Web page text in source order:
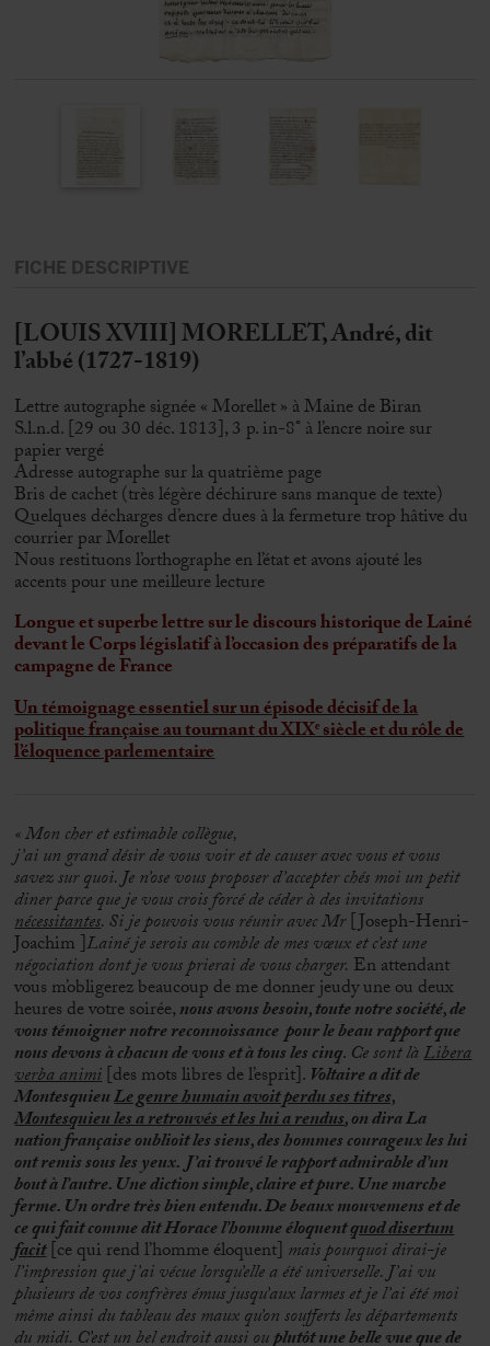
FICHE DESCRIPTIVE
[LOUIS XVIII] MORELLET, André, dit
l’abbé (1727-1819)
Lettre autographe signée « Morellet » à Maine de Biran
S.l.n.d. [29 ou 30 déc. 1813], 3 p. in-8° à l’encre noire sur
papier vergé
Adresse autographe sur la quatrième page
Bris de cachet (très légère déchirure sans manque de texte)
Quelques décharges d’encre dues à la fermeture trop hâtive du
courrier par Morellet
Nous restituons l’orthographe en l’état et avons ajouté les
accents pour une meilleure lecture
Longue et superbe lettre sur le discours historique de Lainé
devant le Corps législatif à l’occasion des préparatifs de la
campagne de France
Un témoignage essentiel sur un épisode décisif de la
politique française au tournant du XIXᵉ siècle et du rôle de
l’éloquence parlementaire
« Mon cher et estimable collègue,
j’ai un grand désir de vous voir et de causer avec vous et vous
savez sur quoi. Je n’ose vous proposer d’accepter chés moi un petit
diner parce que je vous crois forcé de céder à des invitations
nécessitantes. Si je pouvois vous réunir avec Mr[Joseph-Henri-
Joachim ]Lainé je serois au comble de mes vœux et c’est une
négociation dont je vous prierai de vous charger. En attendant
vous m’obligerez beaucoup de me donner jeudy une ou deux
heures de votre soirée,nous avons besoin, toute notre société, de
vous témoigner notre reconnoissance pour le beau rapport que
nous devons à chacun de vous et à tous les cinq. Ce sont làLibera
verba animi [des mots libres de l’esprit]. Voltaire a dit de
MontesquieuLe genre humain avoit perdu ses titres,
Montesquieu les a retrouvés et les lui a rendus, on dira La
nation française oublioit les siens, des hommes courageux les lui
ont remis sous les yeux.J’ai trouvé le rapport admirable d’un
bout à l’autre. Une diction simple, claire et pure. Une marche
ferme. Un ordre très bien entendu. De beaux mouvemens et de
ce qui fait comme dit Horace l’homme éloquentquod disertum
facit[ce qui rend l’homme éloquent] mais pourquoi dirai-je
l’impression que j’ai vécue lorsqu’elle a été universelle. J’ai vu
plusieurs de vos confrères émus jusqu’aux larmes et je l’ai été moi
même ainsi du tableau des maux qu’on soufferts les départements
du midi. C’est un bel endroit aussi ouplutôt une belle vue que de